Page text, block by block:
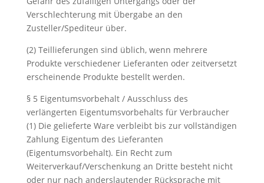
Verschlechterung mit Übergabe an den
Zusteller/Spediteur über.
(2) Teillieferungen sind üblich, wenn mehrere
Produkte verschiedener Lieferanten oder zeitversetzt
erscheinende Produkte bestellt werden.
§ 5 Eigentumsvorbehalt / Ausschluss des
verlängerten Eigentumsvorbehalts für Verbraucher
(1) Die gelieferte Ware verbleibt bis zur vollständigen
Zahlung Eigentum des Lieferanten
(Eigentumsvorbehalt). Ein Recht zum
Weiterverkauf/Verschenkung an Dritte besteht nicht
oder nur nach anderslautender Rücksprache mit